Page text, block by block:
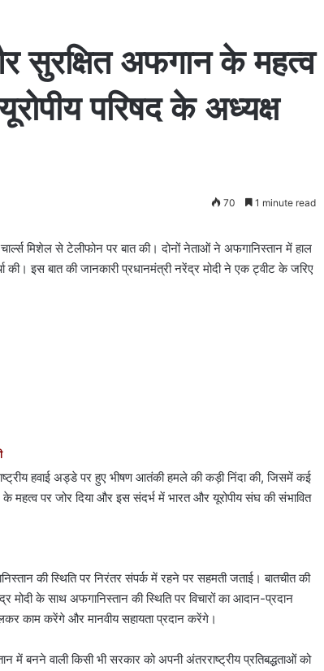
सुरक्षित अफगान के महत्व
परिषद के अध्यक्ष
70 1 minute read
मिशेल से टेलीफोन पर बात की। दोनों नेताओं ने अफगानिस्तान में हाल
की। इस बात की जानकारी प्रधानमंत्री नरेंद्र मोदी ने एक ट्वीट के जरिए
हवाई अड्डे पर हुए भीषण आतंकी हमले की कड़ी निंदा की, जिसमें कई
महत्व पर जोर दिया और इस संदर्भ में भारत और यूरोपीय संघ की संभावित
की स्थिति पर निरंतर संपर्क में रहने पर सहमती जताई। बातचीत की
मोदी के साथ अफगानिस्तान की स्थिति पर विचारों का आदान-प्रदान
काम करेंगे और मानवीय सहायता प्रदान करेंगे।
में बनने वाली किसी भी सरकार को अपनी अंतरराष्ट्रीय प्रतिबद्धताओं को